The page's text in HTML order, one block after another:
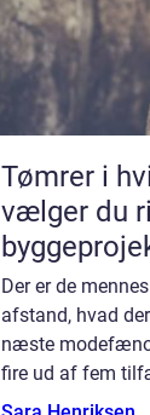
Tømrer i
vælger du
Der er de
afstand, hvad
næste
fire ud af fem
som der tager